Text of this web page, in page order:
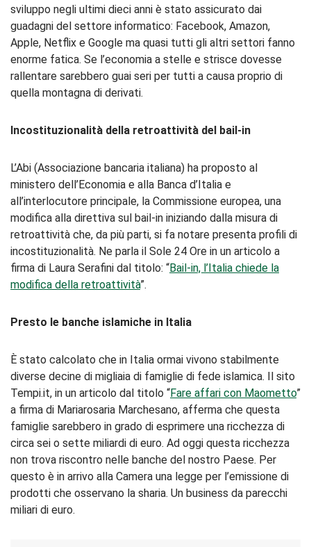
sviluppo negli ultimi dieci anni è stato assicurato dai
guadagni del settore informatico: Facebook, Amazon,
Apple, Netflix e Google ma quasi tutti gli altri settori fanno
enorme fatica. Se l’economia a stelle e strisce dovesse
rallentare sarebbero guai seri per tutti a causa proprio di
quella montagna di derivati.
Incostituzionalità della retroattività del bail-in
L’Abi (Associazione bancaria italiana) ha proposto al
ministero dell’Economia e alla Banca d’Italia e
all’interlocutore principale, la Commissione europea, una
modifica alla direttiva sul bail-in iniziando dalla misura di
retroattività che, da più parti, si fa notare presenta profili di
incostituzionalità. Ne parla il Sole 24 Ore in un articolo a
firma di Laura Serafini dal titolo: “Bail-in, l’Italia chiede la
modifica della retroattività”.
Presto le banche islamiche in Italia
È stato calcolato che in Italia ormai vivono stabilmente
diverse decine di migliaia di famiglie di fede islamica. Il sito
Tempi.it, in un articolo dal titolo “Fare affari con Maometto”
a firma di Mariarosaria Marchesano, afferma che questa
famiglie sarebbero in grado di esprimere una ricchezza di
circa sei o sette miliardi di euro. Ad oggi questa ricchezza
non trova riscontro nelle banche del nostro Paese. Per
questo è in arrivo alla Camera una legge per l’emissione di
prodotti che osservano la sharia. Un business da parecchi
miliari di euro.